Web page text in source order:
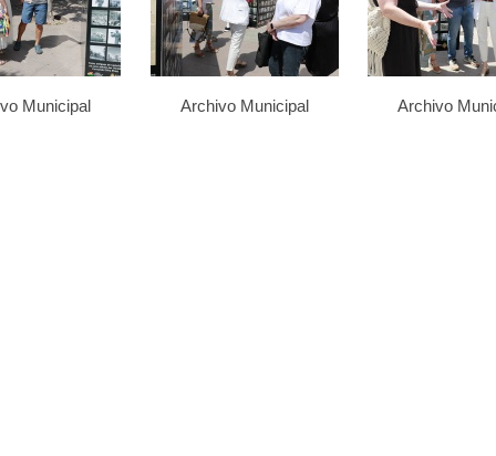
Municipal Archivo Municipal Archivo